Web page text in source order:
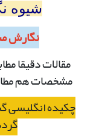
شیوه
نگارش
مقالات دقیقا
مشخصات هم
چکیده انگلیسی
گردد (700